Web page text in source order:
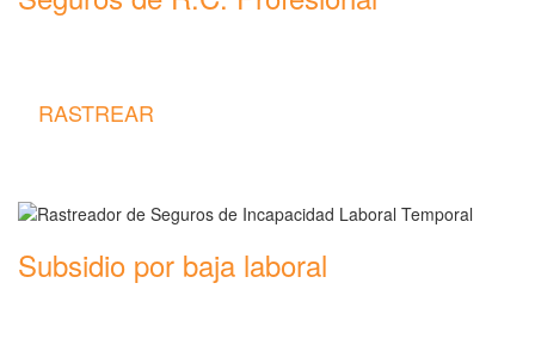
RASTREAR
Subsidio por baja laboral